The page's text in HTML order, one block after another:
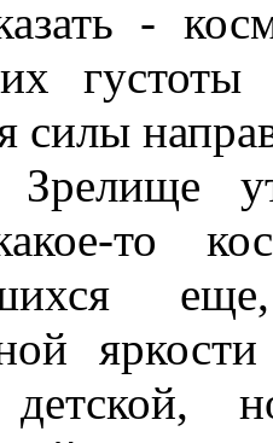
-
их
силы
Зрелище
то
детской,